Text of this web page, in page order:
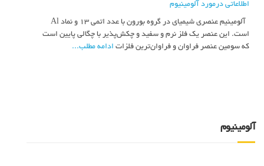
اطلاعاتی درمورد آلومینیوم
آلومینیم عنصری شیمیای در گروه بورون با عدد اتمی ۱۳ و نماد Al
است. این عنصر یک فلز نرم و سفید و چکش‌پذیر با چگالی پایین است
که سومین عنصر فراوان و فراوان‌ترین فلزات ادامه مطلب...
آلومینیوم